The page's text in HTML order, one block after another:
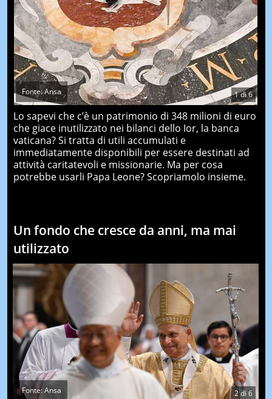
1di6
Fonte: Ansa
Lo sapevi che c’è un patrimonio di 348 milioni di euro
che giace inutilizzato nei bilanci dello Ior, la banca
vaticana? Si tratta di utili accumulati e
immediatamente disponibili per essere destinati ad
attività caritatevoli e missionarie. Ma per cosa
potrebbe usarli Papa Leone? Scopriamolo insieme.
Un fondo che cresce da anni, ma mai
utilizzato
2di 6
Fonte: Ansa